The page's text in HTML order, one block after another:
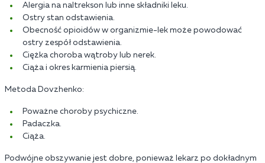
Alergia na naltrekson lub inne składniki leku.
Ostry stan odstawienia.
Obecność opioidów w organizmie-lek może powodować
ostry zespół odstawienia.
Ciężka choroba wątroby lub nerek.
Ciąża i okres karmienia piersią.
Metoda Dovzhenko:
Poważne choroby psychiczne.
Padaczka.
Ciąża.
Podwójne obszywanie jest dobre, ponieważ lekarz po dokładnym